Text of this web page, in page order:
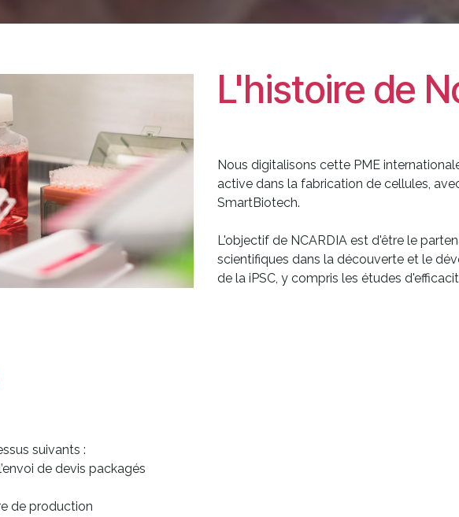
L'histoire de
Nous digitalisons cette PME
active dans la fabrication de cellules,
SmartBiotech.
L'objectif de NCARDIA est d'être le
scientifiques dans la découverte et le
de la iPSC, y compris les études
suivants :
de devis packagés
de production